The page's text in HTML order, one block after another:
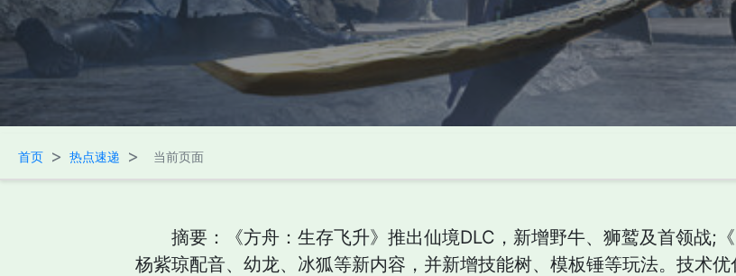
首页 > 热点速递 > 当前页面
摘要：《方舟：生存飞升》推出仙境DLC，新增野牛、狮鹫及首领战;
杨紫琼配音、幼龙、冰狐等新内容，并新增技能树、模板锤等玩法。技术